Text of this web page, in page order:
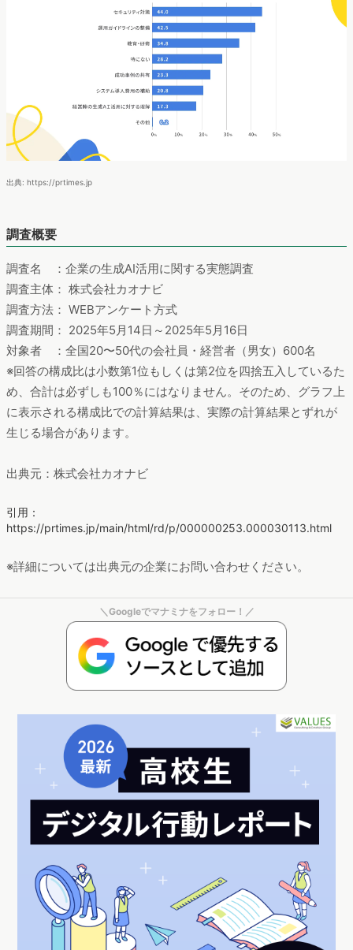
出典: https://prtimes.jp
調査概要
調査名 ：企業の生成AI活用に関する実態調査
調査主体： 株式会社カオナビ
調査方法： WEBアンケート方式
調査期間： 2025年5月14日～2025年5月16日
対象者 ：全国20〜50代の会社員・経営者（男女）600名
※回答の構成比は小数第1位もしくは第2位を四捨五入しているた
め、合計は必ずしも100％にはなりません。そのため、グラフ上
に表示される構成比での計算結果は、実際の計算結果とずれが
生じる場合があります。
出典元：株式会社カオナビ
引用：
https://prtimes.jp/main/html/rd/p/000000253.000030113.html
※詳細については出典元の企業にお問い合わせください。
＼Googleでマナミナをフォロー！／